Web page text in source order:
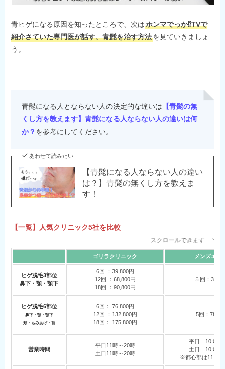
青ヒゲになる原因を知ったところで、次はホンマでっか⁉TVで
紹介さていた専門医が話す、青髭を治す方法を見ていきましょ
う。
青髭になる人とならない人の決定的な違いは 【青髭の無
くし方を教えます】青髭になる人ならない人の違いは何
か？ を参考にしてください。
あわせて読みたい
【青髭になる人ならない人の違い
は？】青髭の無くし方を教えま
す！
【一覧】人気クリニック5社を比較
スクロールできます
ゴリラクリニック メンズエミ
ヒゲ脱毛3部位
鼻下・顎・顎下
6回 ：39,800円
12回 ：68,800円
18回 ：90,800円
５回：
ヒゲ脱毛6部位
鼻下・顎・顎下
頬・もみあげ・首
6回： 76,800円
12回 ：132,800円
18回： 175,800円
5回：
営業時間
平日11時～20時
土日11時～20時
平日 10:00 –
土日 10:00 –
※都心部は11：